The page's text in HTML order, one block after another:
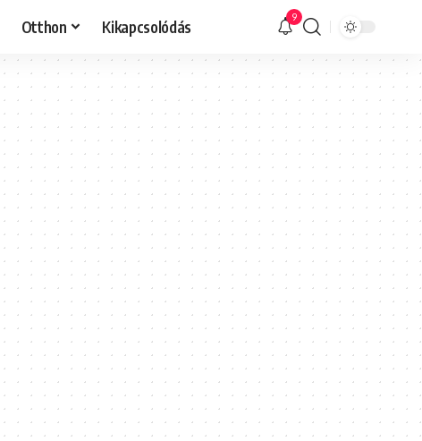
Otthon Kikapcsolódás 9